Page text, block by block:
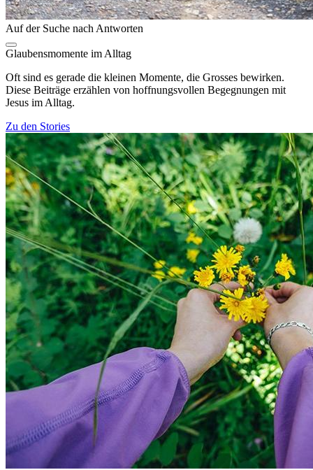
Auf der Suche nach Antworten
Glaubensmomente im Alltag
Oft sind es gerade die kleinen Momente, die Grosses bewirken.
Diese Beiträge erzählen von hoffnungsvollen Begegnungen mit
Jesus im Alltag.
Zu den Stories